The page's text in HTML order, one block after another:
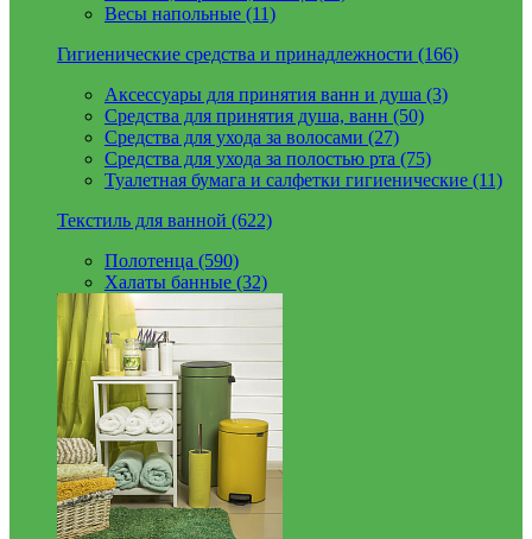
Весы напольные (11)
Гигиенические средства и принадлежности (166)
Аксессуары для принятия ванн и душа (3)
Средства для принятия душа, ванн (50)
Средства для ухода за волосами (27)
Средства для ухода за полостью рта (75)
Туалетная бумага и салфетки гигиенические (11)
Текстиль для ванной (622)
Полотенца (590)
Халаты банные (32)